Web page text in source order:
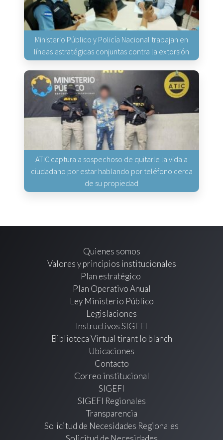
Ministerio Público y Policía Nacional trabajan en
líneas estratégicas conjuntas contra la extorsión
ATIC captura a sospechoso de quitarle la vida a
ciudadano por estar hablando por teléfono cerca
de su propiedad
Quienes somos
Valores y principios institucionales
Plan estratégico
Plan Operativo Anual
Ley Ministerio Público
Legislaciones
Instructivos SIGEFI
Biblioteca Virtual tirant lo blanch
Ubicaciones
Contacto
Correo institucional
SIGEFI
SIGEFI Regionales
Transparencia
Solicitud de Necesidades Regionales